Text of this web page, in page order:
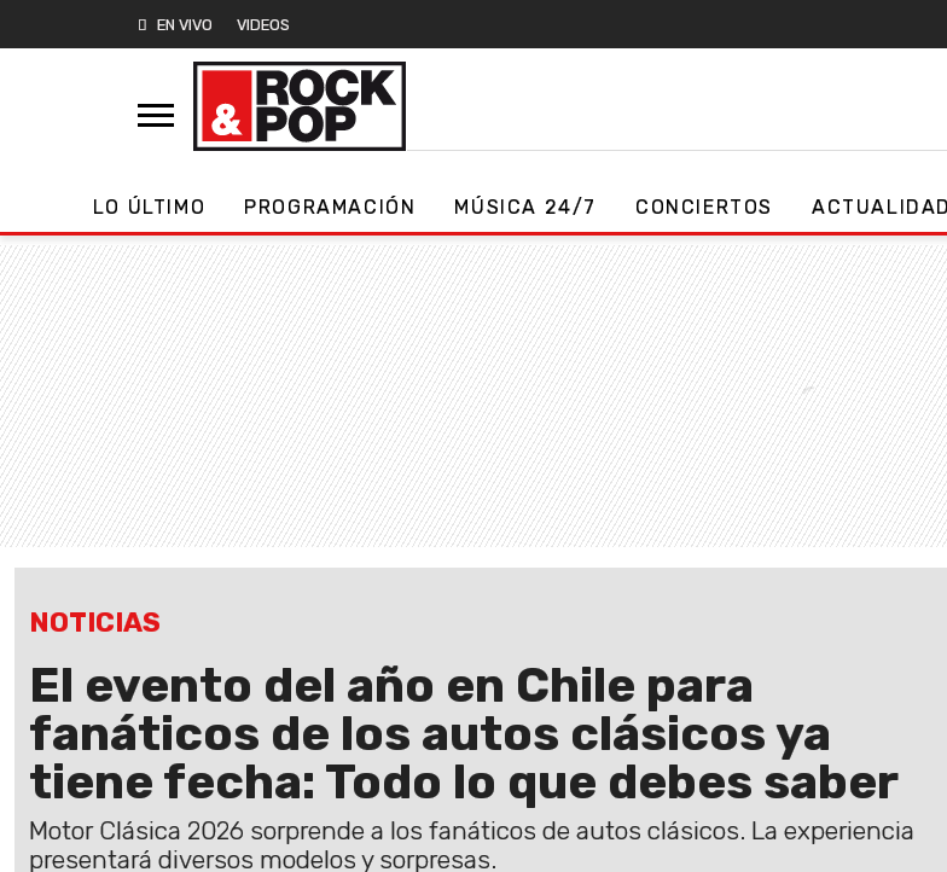
EN VIVO VIDEOS
LO ÚLTIMO PROGRAMACIÓN MÚSICA 24/7 CONCIERTOS ACTUALIDAD
NOTICIAS
El evento del año en Chile para
fanáticos de los autos clásicos ya
tiene fecha: Todo lo que debes saber
Motor Clásica 2026 sorprende a los fanáticos de autos clásicos. La experiencia
presentará diversos modelos y sorpresas.